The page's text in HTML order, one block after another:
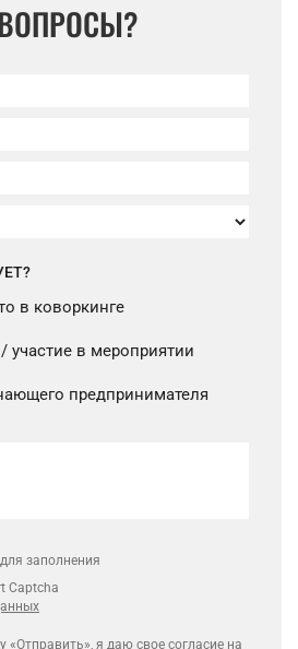
в коворкинге
участие в мероприятии
предпринимателя
заполнения
Captcha
«Отправить», я даю свое согласие на